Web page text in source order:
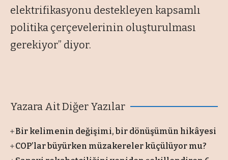
elektrifikasyonu destekleyen kapsamlı
politika çerçevelerinin oluşturulması
gerekiyor” diyor.
Yazara Ait Diğer Yazılar
Bir kelimenin değişimi, bir dönüşümün hikâyesi
COP’lar büyürken müzakereler küçülüyor mu?